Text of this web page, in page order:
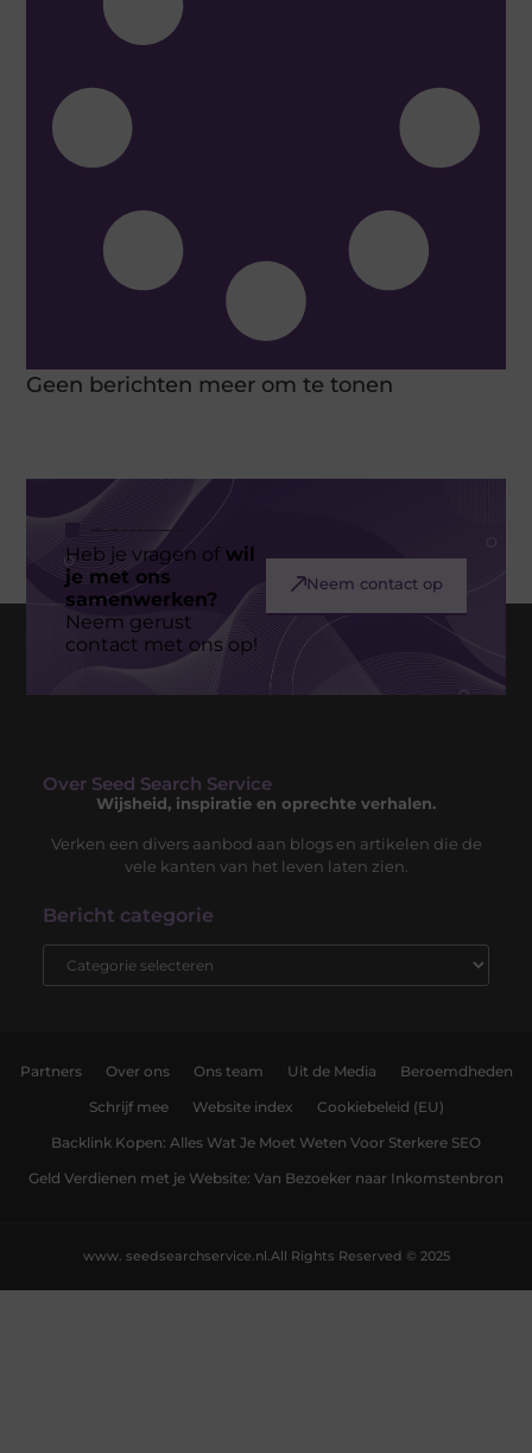
Geen berichten meer om te tonen
Heb je vragen ofwil
je met ons
samenwerken?
Neem gerust
contact met ons op!
Neem contact op
Over Seed Search Service
Wijsheid, inspiratie en oprechte verhalen.
Verken een divers aanbod aan blogs en artikelen die de
vele kanten van het leven laten zien.
Bericht categorie
Partners Over ons Ons team Uit de Media Beroemdheden
Schrijf mee Website index Cookiebeleid (EU)
Backlink Kopen: Alles Wat Je Moet Weten Voor Sterkere SEO
Geld Verdienen met je Website: Van Bezoeker naar Inkomstenbron
All Rights Reserved © 2025
www. seedsearchservice.nl.